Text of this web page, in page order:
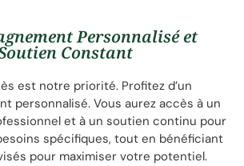
Personnalisé et
Constant
est notre priorité. Profitez d’un
personnalisé. Vous aurez accès à un
et à un soutien continu pour
spécifiques, tout en bénéficiant
pour maximiser votre potentiel.